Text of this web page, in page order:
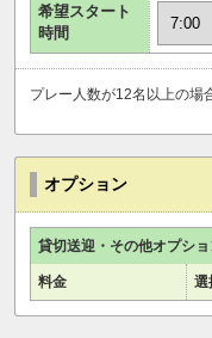
希望スタート
時間
プレー人数が12名以上の場
オプション
貸切送迎・その他オプシ
料金 選